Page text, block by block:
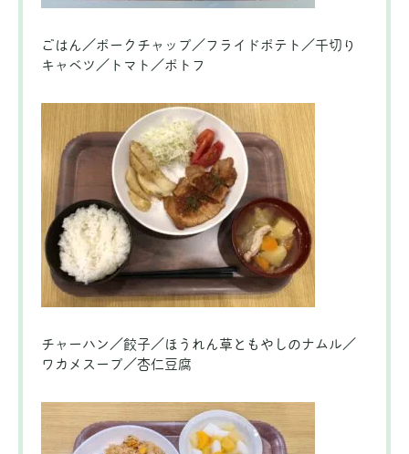
ごはん／ポークチャップ／フライドポテト／千切り
キャベツ／トマト／ポトフ
チャーハン／餃子／ほうれん草ともやしのナムル／
ワカメスープ／杏仁豆腐